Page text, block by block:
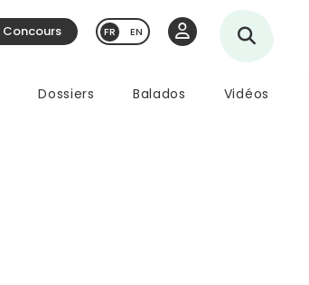
Dossiers Balados Vidéos
Concours EN